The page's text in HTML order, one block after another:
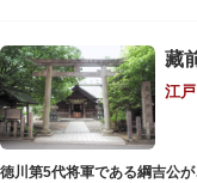
が氏子町内を渡御し、夜の宮
幻想的な光景をつくりだしま
で賑わう蔵前の初夏の風物詩
社務所では、社紋の七曜紋と
越祭の開催期間中は限定御朱
藏
江
徳川第5代将軍である綱吉公